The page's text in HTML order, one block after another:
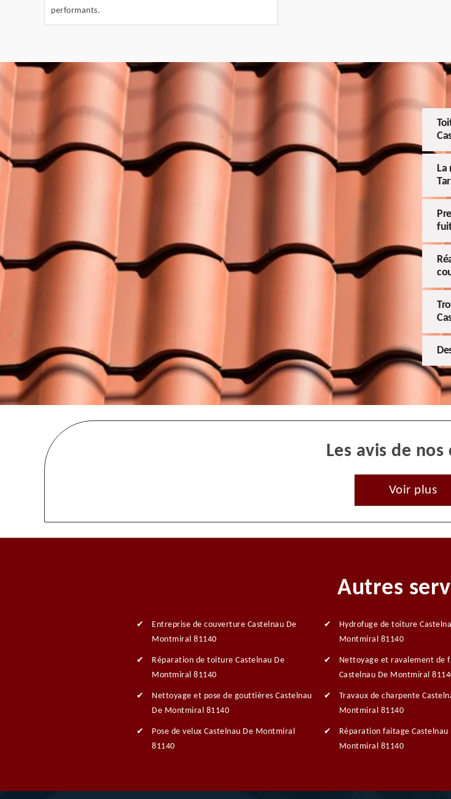
performants.
La
Les avis de nos
Voir plus
Autres
Entreprise de couverture Castelnau De
Montmiral 81140
Réparation de toiture Castelnau De
Montmiral 81140
Nettoyage et pose de gouttières Castelnau
De Montmiral 81140
Pose de velux Castelnau De Montmiral
81140
Hydrofuge de toiture
Montmiral 81140
Nettoyage et ravalement de
Castelnau De Montmiral
Travaux de charpente
Montmiral 81140
Réparation faitage Castelnau
Montmiral 81140